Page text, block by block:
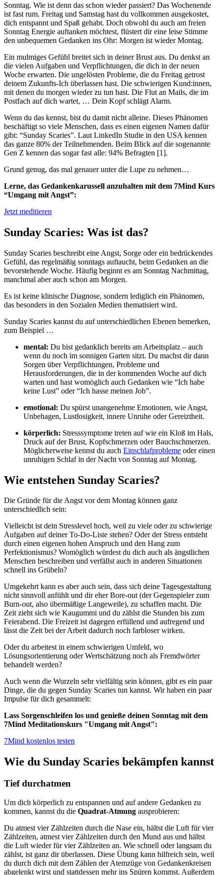
Sonntag. Wie ist denn das schon wieder passiert? Das Wochenende
ist fast rum. Freitag und Samstag hast du vollkommen ausgekostet,
dich entspannt und Spaß gehabt. Doch obwohl du auch am freien
Sonntag Energie auftanken möchtest, flüstert dir eine leise Stimme
den unbequemen Gedanken ins Ohr: Morgen ist wieder Montag.
Ein mulmiges Gefühl breitet sich in deiner Brust aus. Du denkst an
die vielen Aufgaben und Verpflichtungen, die dich in der neuen
Woche erwarten. Die ungelösten Probleme, die du Freitag getrost
deinem Zukunfts-Ich überlassen hast. Die schwierigen Kund:innen,
mit denen du morgen wieder zu tun hast. Die Flut an Mails, die im
Postfach auf dich wartet, … Dein Kopf schlägt Alarm.
Wenn du das kennst, bist du damit nicht alleine. Dieses Phänomen
beschäftigt so viele Menschen, dass es einen eigenen Namen dafür
gibt: “Sunday Scaries”. Laut LinkedIn Studie in den USA kennen
das ganze 80% der Teilnehmenden. Beim Blick auf die sogenannte
Gen Z kennen das sogar fast alle: 94% Befragten [1].
Grund genug, das mal genauer unter die Lupe zu nehmen…
Lerne, das Gedankenkarussell anzuhalten mit dem 7Mind Kurs
“Umgang mit Angst”:
Jetzt meditieren
Sunday Scaries: Was ist das?
Sunday Scaries beschreibt eine Angst, Sorge oder ein bedrückendes
Gefühl, das regelmäßig sonntags auftaucht, beim Gedanken an die
bevorstehende Woche. Häufig beginnt es am Sonntag Nachmittag,
manchmal aber auch schon am Morgen.
Es ist keine klinische Diagnose, sondern lediglich ein Phänomen,
das besonders in den Sozialen Medien thematisiert wird.
Sunday Scaries kannst du auf unterschiedlichen Ebenen bemerken,
zum Beispiel …
mental: Du bist gedanklich bereits am Arbeitsplatz – auch
wenn du noch im sonnigen Garten sitzt. Du machst dir dann
Sorgen über Verpflichtungen, Probleme und
Herausforderungen, die in der kommenden Woche auf dich
warten und hast womöglich auch Gedanken wie “Ich habe
keine Lust” oder “Ich hasse meinen Job”.
emotional: Du spürst unangenehme Emotionen, wie Angst,
Unbehagen, Lustlosigkeit, innere Unruhe oder Gereiztheit.
körperlich: Stresssymptome treten auf wie ein Kloß im Hals,
Druck auf der Brust, Kopfschmerzen oder Bauchschmerzen.
Möglicherweise kennst du auch Einschlafprobleme oder einen
unruhigen Schlaf in der Nacht von Sonntag auf Montag.
Wie entstehen Sunday Scaries?
Die Gründe für die Angst vor dem Montag können ganz
unterschiedlich sein:
Vielleicht ist dein Stresslevel hoch, weil zu viele oder zu schwierige
Aufgaben auf deiner To-Do-Liste stehen? Oder der Stress entsteht
durch einen eigenen hohen Anspruch und den Hang zum
Perfektionismus? Womöglich würdest du dich auch als ängstlichen
Menschen beschreiben und verfällst auch in anderen Situationen
schnell ins Grübeln?
Umgekehrt kann es aber auch sein, dass sich deine Tagesgestaltung
nicht sinnvoll anfühlt und dir eher Bore-out (der Gegenspieler zum
Burn-out, also übermäßige Langeweile), zu schaffen macht. Die
Zeit zieht sich wie Kaugummi und du zählst die Stunden bis zum
Feierabend. Die Freizeit ist dagegen erfüllend und aufregend und
lässt die Zeit bei der Arbeit dadurch noch farbloser wirken.
Oder du arbeitest in einem schwierigen Umfeld, wo
Lösungsorientierung oder Wertschätzung noch als Fremdwörter
behandelt werden?
Auch wenn die Wurzeln sehr vielfältig sein können, gibt es ein paar
Dinge, die du gegen Sunday Scaries tun kannst. Wir haben ein paar
Impulse für dich gesammelt:
Lass Sorgenschleifen los und genieße deinen Sonntag mit dem
7Mind Meditationskurs "Umgang mit Angst":
7Mind kostenlos testen
Wie du Sunday Scaries bekämpfen kannst
Tief durchatmen
Um dich körperlich zu entspannen und auf andere Gedanken zu
kommen, kannst du die Quadrat-Atmung ausprobieren:
Du atmest vier Zählzeiten durch die Nase ein, hältst die Luft für vier
Zählzeiten, atmest vier Zählzeiten durch den Mund aus und hältst
die Luft wieder für vier Zählzeiten an. Wie schnell oder langsam du
zählst, ist ganz dir überlassen. Diese Übung kann hilfreich sein, weil
du durch dich mit dem Zählen der Atemzüge von Gedankenkreisen
abgelenkt wirst und stattdessen mehr ins Spüren kommst. Außerdem